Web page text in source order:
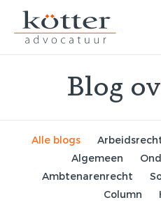
Blog
Alle blogs
Algemeen
Ambtenarenrecht
Column